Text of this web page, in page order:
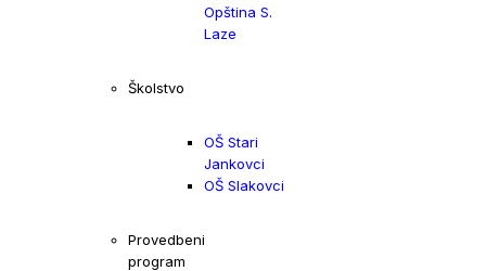
Opština S.
Laze
Školstvo
OŠ Stari
Jankovci
OŠ Slakovci
Provedbeni
program